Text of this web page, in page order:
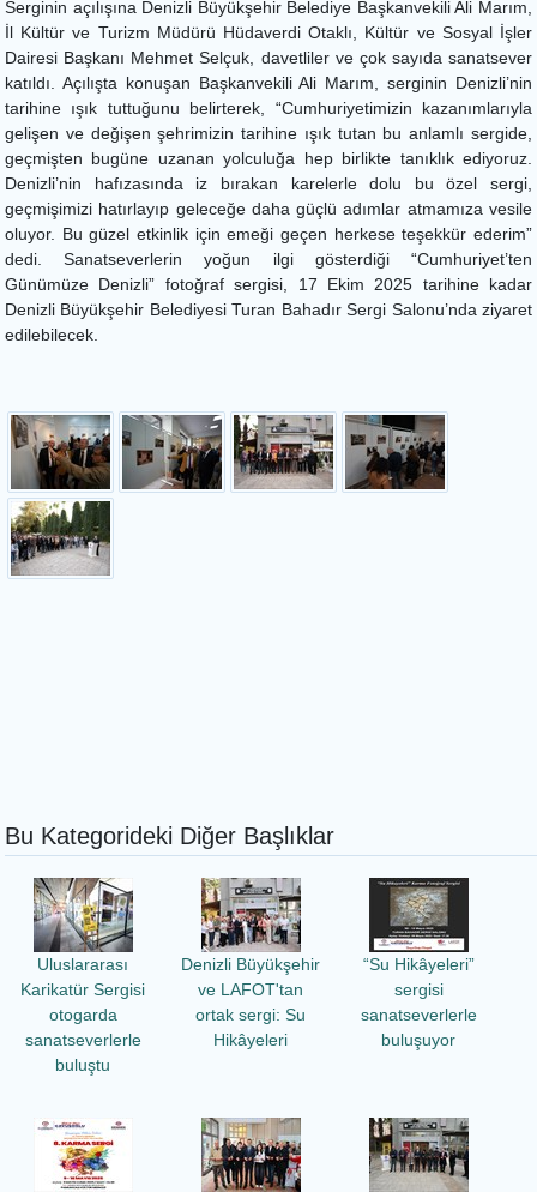
Serginin açılışına Denizli Büyükşehir Belediye Başkanvekili Ali Marım,
İl Kültür ve Turizm Müdürü Hüdaverdi Otaklı, Kültür ve Sosyal İşler
Dairesi Başkanı Mehmet Selçuk, davetliler ve çok sayıda sanatsever
katıldı. Açılışta konuşan Başkanvekili Ali Marım, serginin Denizli’nin
tarihine ışık tuttuğunu belirterek, “Cumhuriyetimizin kazanımlarıyla
gelişen ve değişen şehrimizin tarihine ışık tutan bu anlamlı sergide,
geçmişten bugüne uzanan yolculuğa hep birlikte tanıklık ediyoruz.
Denizli’nin hafızasında iz bırakan karelerle dolu bu özel sergi,
geçmişimizi hatırlayıp geleceğe daha güçlü adımlar atmamıza vesile
oluyor. Bu güzel etkinlik için emeği geçen herkese teşekkür ederim”
dedi. Sanatseverlerin yoğun ilgi gösterdiği “Cumhuriyet’ten
Günümüze Denizli” fotoğraf sergisi, 17 Ekim 2025 tarihine kadar
Denizli Büyükşehir Belediyesi Turan Bahadır Sergi Salonu’nda ziyaret
edilebilecek.
Bu Kategorideki Diğer Başlıklar
Uluslararası
Karikatür Sergisi
otogarda
sanatseverlerle
buluştu
Denizli Büyükşehir
ve LAFOT'tan
ortak sergi: Su
Hikâyeleri
“Su Hikâyeleri”
sergisi
sanatseverlerle
buluşuyor